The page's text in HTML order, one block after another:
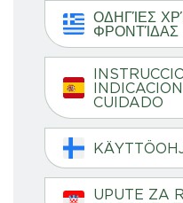
ΟΔΗΓΊΕΣ
ΦΡΟΝΤΊΔΑΣ
CUIDADO
UPUTE ZA